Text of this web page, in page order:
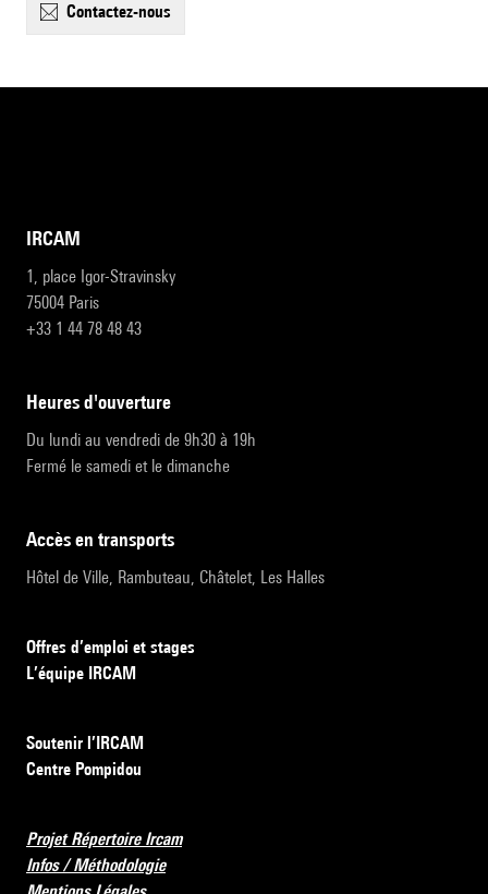
contactez-nous
IRCAM
1, place Igor-Stravinsky
75004 Paris
+33 1 44 78 48 43
heures d'ouverture
Du lundi au vendredi de 9h30 à 19h
Fermé le samedi et le dimanche
accès en transports
Hôtel de Ville, Rambuteau, Châtelet, Les Halles
Offres d’emploi et stages
L’équipe IRCAM
Soutenir l’IRCAM
Centre Pompidou
Projet Répertoire Ircam
Infos / Méthodologie